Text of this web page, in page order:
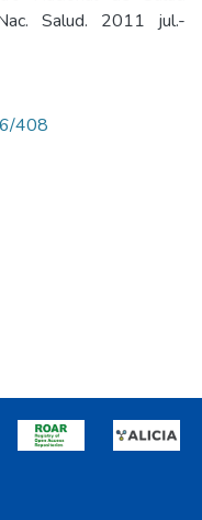
Salud. 2011 jul.-
408